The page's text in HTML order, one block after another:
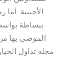
الأجنبية.
مجلة تداول